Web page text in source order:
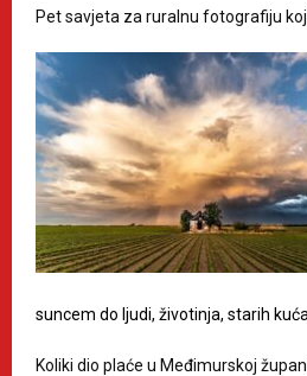
Pet savjeta za ruralnu fotografiju
suncem do ljudi, životinja, starih
Koliki dio plaće u Međimurskoj